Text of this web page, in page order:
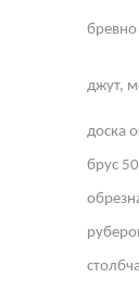
бревно
джут,
доска
брус